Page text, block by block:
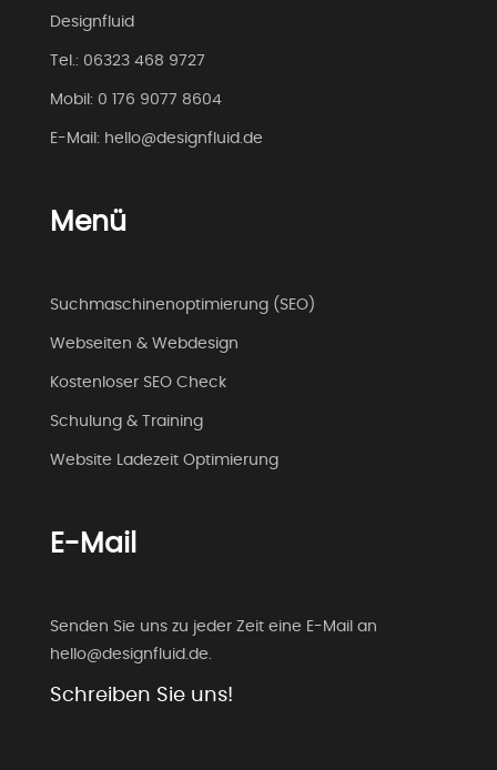
Designfluid
Tel.: 06323 468 9727
Mobil: 0 176 9077 8604
E-Mail: hello@designfluid.de
Menü
Suchmaschinenoptimierung (SEO)
Webseiten & Webdesign
Kostenloser SEO Check
Schulung & Training
Website Ladezeit Optimierung
E-Mail
Senden Sie uns zu jeder Zeit eine E-Mail an
hello@designfluid.de.
Schreiben Sie uns!